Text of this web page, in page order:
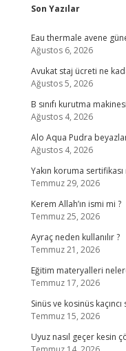
Sidebar
Son Yazılar
Eau thermale avene
Ağustos 6, 2026
Avukat staj ücreti ne
Ağustos 5, 2026
B sınıfı kurutma
Ağustos 4, 2026
Alo Aqua Pudra
Ağustos 4, 2026
Yakın koruma sertifikası
Temmuz 29, 2026
Kerem Allah’ın ismi mi ?
Temmuz 25, 2026
Ayraç neden kullanılır ?
Temmuz 21, 2026
Eğitim materyalleri
Temmuz 17, 2026
Sinüs ve kosinüs kaçıncı
Temmuz 15, 2026
Uyuz nasıl geçer kesin